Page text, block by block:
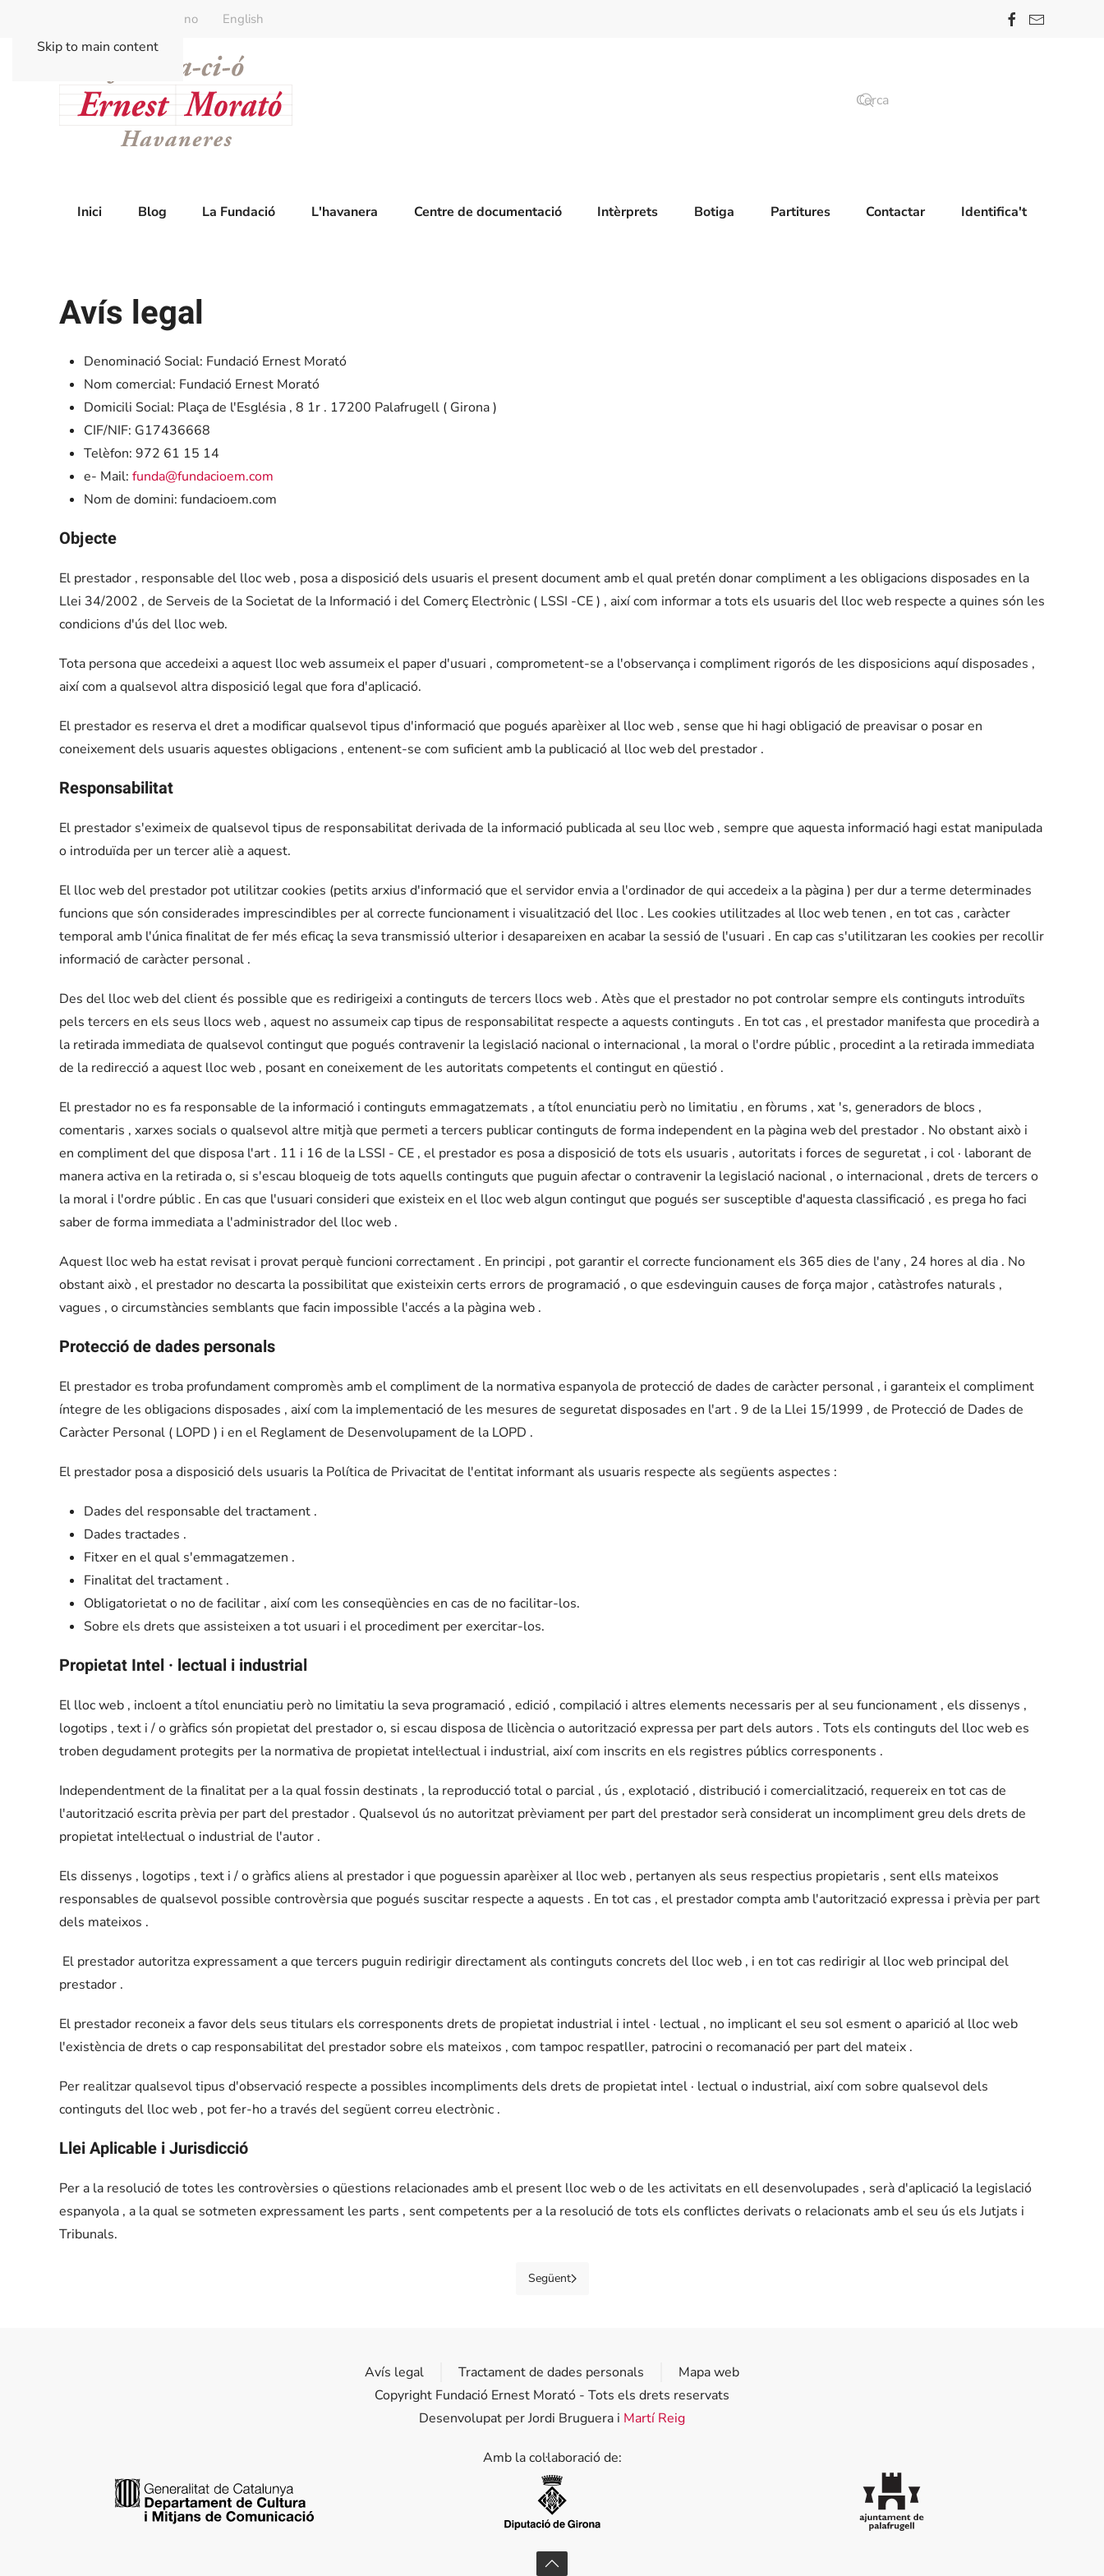
Skip to main content
Castellano English
Inici Blog La Fundació L'havanera Centre de documentació Intèrprets Botiga Partitures Contactar Identifica't
Avís legal
Denominació Social: Fundació Ernest Morató
Nom comercial: Fundació Ernest Morató
Domicili Social: Plaça de l'Església , 8 1r . 17200 Palafrugell ( Girona )
CIF/NIF: G17436668
Telèfon: 972 61 15 14
e- Mail: funda@fundacioem.com
Nom de domini: fundacioem.com
Objecte
El prestador , responsable del lloc web , posa a disposició dels usuaris el present document amb el qual pretén donar compliment a les obligacions disposades en la
Llei 34/2002 , de Serveis de la Societat de la Informació i del Comerç Electrònic ( LSSI -CE ) , així com informar a tots els usuaris del lloc web respecte a quines són les
condicions d'ús del lloc web.
Tota persona que accedeixi a aquest lloc web assumeix el paper d'usuari , comprometent-se a l'observança i compliment rigorós de les disposicions aquí disposades ,
així com a qualsevol altra disposició legal que fora d'aplicació.
El prestador es reserva el dret a modificar qualsevol tipus d'informació que pogués aparèixer al lloc web , sense que hi hagi obligació de preavisar o posar en
coneixement dels usuaris aquestes obligacions , entenent-se com suficient amb la publicació al lloc web del prestador .
Responsabilitat
El prestador s'eximeix de qualsevol tipus de responsabilitat derivada de la informació publicada al seu lloc web , sempre que aquesta informació hagi estat manipulada
o introduïda per un tercer aliè a aquest.
El lloc web del prestador pot utilitzar cookies (petits arxius d'informació que el servidor envia a l'ordinador de qui accedeix a la pàgina ) per dur a terme determinades
funcions que són considerades imprescindibles per al correcte funcionament i visualització del lloc . Les cookies utilitzades al lloc web tenen , en tot cas , caràcter
temporal amb l'única finalitat de fer més eficaç la seva transmissió ulterior i desapareixen en acabar la sessió de l'usuari . En cap cas s'utilitzaran les cookies per recollir
informació de caràcter personal .
Des del lloc web del client és possible que es redirigeixi a continguts de tercers llocs web . Atès que el prestador no pot controlar sempre els continguts introduïts
pels tercers en els seus llocs web , aquest no assumeix cap tipus de responsabilitat respecte a aquests continguts . En tot cas , el prestador manifesta que procedirà a
la retirada immediata de qualsevol contingut que pogués contravenir la legislació nacional o internacional , la moral o l'ordre públic , procedint a la retirada immediata
de la redirecció a aquest lloc web , posant en coneixement de les autoritats competents el contingut en qüestió .
El prestador no es fa responsable de la informació i continguts emmagatzemats , a títol enunciatiu però no limitatiu , en fòrums , xat 's, generadors de blocs ,
comentaris , xarxes socials o qualsevol altre mitjà que permeti a tercers publicar continguts de forma independent en la pàgina web del prestador . No obstant això i
en compliment del que disposa l'art . 11 i 16 de la LSSI - CE , el prestador es posa a disposició de tots els usuaris , autoritats i forces de seguretat , i col · laborant de
manera activa en la retirada o, si s'escau bloqueig de tots aquells continguts que puguin afectar o contravenir la legislació nacional , o internacional , drets de tercers o
la moral i l'ordre públic . En cas que l'usuari consideri que existeix en el lloc web algun contingut que pogués ser susceptible d'aquesta classificació , es prega ho faci
saber de forma immediata a l'administrador del lloc web .
Aquest lloc web ha estat revisat i provat perquè funcioni correctament . En principi , pot garantir el correcte funcionament els 365 dies de l'any , 24 hores al dia . No
obstant això , el prestador no descarta la possibilitat que existeixin certs errors de programació , o que esdevinguin causes de força major , catàstrofes naturals ,
vagues , o circumstàncies semblants que facin impossible l'accés a la pàgina web .
Protecció de dades personals
El prestador es troba profundament compromès amb el compliment de la normativa espanyola de protecció de dades de caràcter personal , i garanteix el compliment
íntegre de les obligacions disposades , així com la implementació de les mesures de seguretat disposades en l'art . 9 de la Llei 15/1999 , de Protecció de Dades de
Caràcter Personal ( LOPD ) i en el Reglament de Desenvolupament de la LOPD .
El prestador posa a disposició dels usuaris la Política de Privacitat de l'entitat informant als usuaris respecte als següents aspectes :
Dades del responsable del tractament .
Dades tractades .
Fitxer en el qual s'emmagatzemen .
Finalitat del tractament .
Obligatorietat o no de facilitar , així com les conseqüències en cas de no facilitar-los.
Sobre els drets que assisteixen a tot usuari i el procediment per exercitar-los.
Propietat Intel · lectual i industrial
El lloc web , incloent a títol enunciatiu però no limitatiu la seva programació , edició , compilació i altres elements necessaris per al seu funcionament , els dissenys ,
logotips , text i / o gràfics són propietat del prestador o, si escau disposa de llicència o autorització expressa per part dels autors . Tots els continguts del lloc web es
troben degudament protegits per la normativa de propietat intel·lectual i industrial, així com inscrits en els registres públics corresponents .
Independentment de la finalitat per a la qual fossin destinats , la reproducció total o parcial , ús , explotació , distribució i comercialització, requereix en tot cas de
l'autorització escrita prèvia per part del prestador . Qualsevol ús no autoritzat prèviament per part del prestador serà considerat un incompliment greu dels drets de
propietat intel·lectual o industrial de l'autor .
Els dissenys , logotips , text i / o gràfics aliens al prestador i que poguessin aparèixer al lloc web , pertanyen als seus respectius propietaris , sent ells mateixos
responsables de qualsevol possible controvèrsia que pogués suscitar respecte a aquests . En tot cas , el prestador compta amb l'autorització expressa i prèvia per part
dels mateixos .
El prestador autoritza expressament a que tercers puguin redirigir directament als continguts concrets del lloc web , i en tot cas redirigir al lloc web principal del
prestador .
El prestador reconeix a favor dels seus titulars els corresponents drets de propietat industrial i intel · lectual , no implicant el seu sol esment o aparició al lloc web
l'existència de drets o cap responsabilitat del prestador sobre els mateixos , com tampoc respatller, patrocini o recomanació per part del mateix .
Per realitzar qualsevol tipus d'observació respecte a possibles incompliments dels drets de propietat intel · lectual o industrial, així com sobre qualsevol dels
continguts del lloc web , pot fer-ho a través del següent correu electrònic .
Llei Aplicable i Jurisdicció
Per a la resolució de totes les controvèrsies o qüestions relacionades amb el present lloc web o de les activitats en ell desenvolupades , serà d'aplicació la legislació
espanyola , a la qual se sotmeten expressament les parts , sent competents per a la resolució de tots els conflictes derivats o relacionats amb el seu ús els Jutjats i
Tribunals.
Següent
Avís legal Tractament de dades personals
Mapa web
Copyright Fundació Ernest Morató - Tots els drets reservats
Desenvolupat per Jordi Bruguera i Martí Reig
Amb la col·laboració de:
Generalitat de Catalunya Diputació de Girona Ajuntament de Palafrugell